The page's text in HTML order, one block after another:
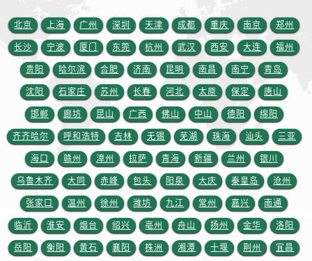
安徽省宿州市埇桥区人民中路劳力士售后服务中心（需提前预约）
安徽省铜陵市铜官区石城大道劳力士售后服务中心（需提前预约）
安徽省芜湖市镜湖区中山路步行街劳力士售后服务中心（需提前预约）
安徽省宣城市宣州区叠嶂西路劳力士售后服务中心（需提前预约）
福建省龙岩市新罗区九一南路劳力士售后服务中心（需提前预约）
福建省南平市建阳区人民西路劳力士售后服务中心（需提前预约）
福建省宁德市蕉城区天湖东路劳力士售后服务中心（需提前预约）
福建省莆田市城厢区霞林街道荔华东大道劳力士售后服务中心（需提前预约）
福建省三明市三元区东乾二路劳力士售后服务中心（需提前预约）
福建省漳州市龙文区步港路劳力士售后服务中心（需提前预约）
江苏省常州市新北区龙锦路1590号现代传媒中心5号楼10层1008室劳力士售后服务中心（需提前预约）
江苏省淮安市清江浦区淮海北路劳力士售后服务中心（需提前预约）
江苏省连云港市海州区通灌北路劳力士售后服务中心（需提前预约）
北京 上海 广州 深圳 天津 成都 重庆 南京 郑州
长沙 宁波 厦门 东莞 杭州 武汉 西安 大连 福州
贵阳 哈尔滨 合肥 济南 昆明 南昌 南宁 青岛
沈阳 石家庄 苏州 长春 河北 太原 保定 唐山
邯郸 廊坊 昆山 广西 佛山 中山 德阳 绵阳
齐齐哈尔 呼和浩特 吉林 无锡 芜湖 珠海 汕头 三亚
海口 赣州 漳州 拉萨 青海 新疆 兰州 银川
乌鲁木齐 大同 赤峰 包头 阳泉 大庆 秦皇岛 沧州
张家口 温州 徐州 潍坊 九江 常州 嘉兴 南通
临沂 淮安 烟台 绍兴 亳州 舟山 扬州 金华 洛阳
岳阳 衡阳 黄石 襄阳 株洲 湘潭 十堰 荆州 宜昌